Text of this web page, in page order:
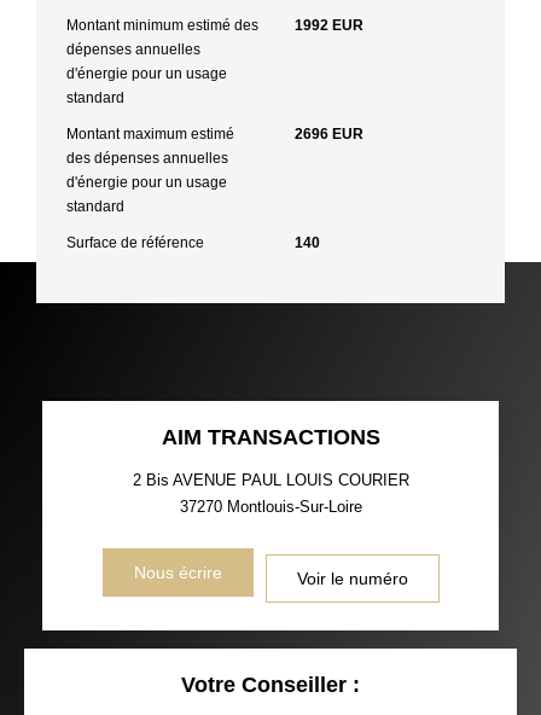
Montant minimum estimé des
dépenses annuelles
d'énergie pour un usage
standard
1992 EUR
Montant maximum estimé
des dépenses annuelles
d'énergie pour un usage
standard
2696 EUR
Surface de référence 140
AIM TRANSACTIONS
2 Bis AVENUE PAUL LOUIS COURIER
37270 Montlouis-Sur-Loire
Nous écrire Voir le numéro
Votre Conseiller :